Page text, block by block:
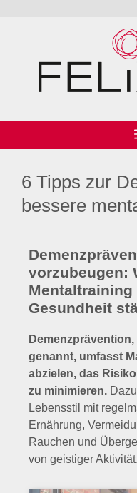
6 Tipps zur
bessere
vorzubeugen:
Gesundheit
genannt, umfasst
abzielen, das
zu minimieren.
Lebensstil mit
Ernährung,
Rauchen und
von geistiger Aktivität.